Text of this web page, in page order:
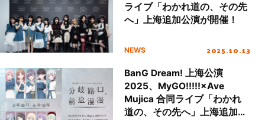
ライブ「わかれ道の、その先
へ」上海追加公演が開催！
NEWS 2025.10.13
BanG Dream! 上海公演
2025、MyGO!!!!!×Ave
Mujica 合同ライブ「わかれ
道の、その先へ」上海追加公